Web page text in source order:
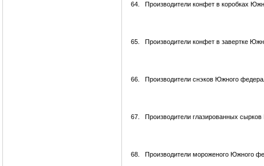
64. Производители конфет в коробках
65. Производители конфет в завертке
66. Производители снэков Южного
67. Производители глазированных
68. Производители мороженого Южного